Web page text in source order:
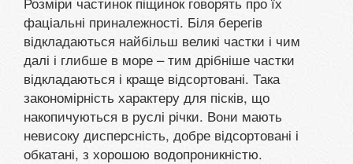
фаціальні приналежності. Біля берегів
відкладаються найбільш великі частки і чим
далі і глибше в море – тим дрібніше частки
відкладаються і краще відсортовані. Така
закономірність характеру для пісків, що
накопичуються в руслі річки. Вони мають
невисоку дисперсність, добре відсортовані і
обкатані, з хорошою водопроникністю.